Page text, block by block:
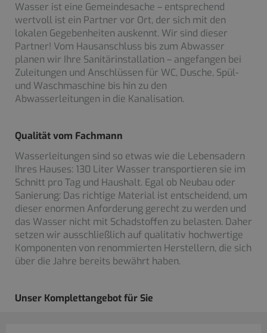
Wasser ist eine Gemeindesache – entsprechend
wertvoll ist ein Partner vor Ort, der sich mit den
lokalen Gegebenheiten auskennt. Wir sind dieser
Partner! Vom Hausanschluss bis zum Abwasser
planen wir Ihre Sanitärinstallation – angefangen bei
Zuleitungen und Anschlüssen für WC, Dusche, Spül-
und Waschmaschine bis hin zu den
Abwasserleitungen in die Kanalisation.
Qualität vom Fachmann
Wasserleitungen sind so etwas wie die Lebensadern
Ihres Hauses: 130 Liter Wasser transportieren sie im
Schnitt pro Tag und Haushalt. Egal ob Neubau oder
Sanierung: Das richtige Material ist entscheidend, um
dieser enormen Anforderung gerecht zu werden und
das Wasser nicht mit Schadstoffen zu belasten. Daher
setzen wir ausschließlich auf qualitativ hochwertige
Komponenten von renommierten Herstellern, die sich
über die Jahre bereits bewährt haben.
Unser Komplettangebot für Sie